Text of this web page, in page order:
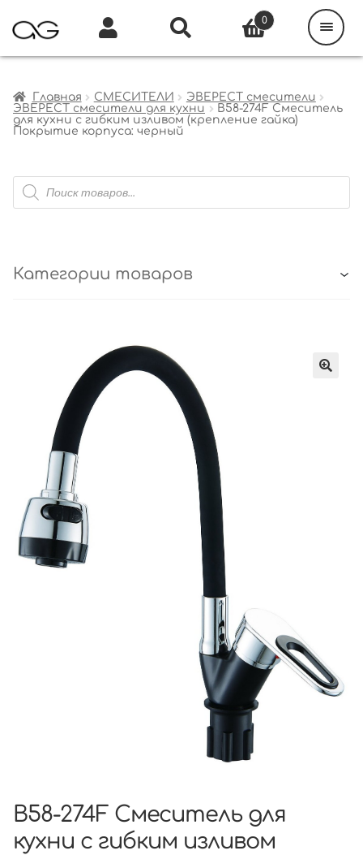
Главная СМЕСИТЕЛИ
ЭВЕРЕСТ смесители
ЭВЕРЕСТ смесители для кухни
B58-274F Смеситель
для кухни с гибким изливом (крепление гайка)
Покрытие корпуса: черный
Поиск
товаров
Категории товаров
B58-274F Смеситель для
кухни с гибким изливом
0